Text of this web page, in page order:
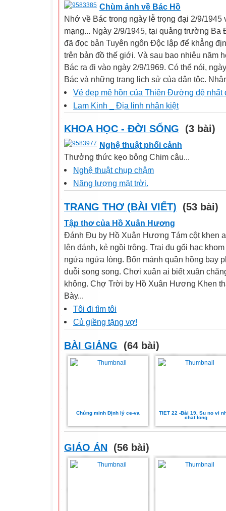
Chùm ảnh về Bác Hồ
Nhớ về Bác trong ngày lễ trọng đại 2/9/
mạng... Ngày 2/9/1945, tại quảng trường Ba
đã đọc bản Tuyên ngôn Độc lập để khẳng
trên bản đồ thế giới. Và sau bao nhiêu năm
Bác ra đi vào ngày 2/9/1969. Có thể nói,
Bác và những trang lịch sử của dân tộc.
Vẻ đẹp mê hồn của Thiên Đường đệ nhất
Lam Kinh _ Địa linh nhân kiệt
KHOA HỌC - ĐỜI SỐNG (3 bài)
Nghệ thuật phối cảnh
Thưởng thức kẹo bông Chim câu...
Nghệ thuật chụp chậm
Năng lượng mặt trời.
TRANG THƠ (BÀI VIẾT) (53 bài)
Tập thơ của Hồ Xuân Hương
Đánh Đu by Hồ Xuân Hương Tám cột khen
lên đánh, kẻ ngồi trông. Trai đu gối hạc
ngửa ngửa lòng. Bốn mảnh quần hồng bay
duỗi song song. Chơi xuân ai biết xuân
không. Chợ Trời by Hồ Xuân Hương Khen
Bày...
Tôi đi tìm tôi
Củ giềng tặng vợ!
BÀI GIẢNG (64 bài)
Chứng minh Định lý ce-va
TIET 22 -Bài 19. Su no vi
chat long
GIÁO ÁN (56 bài)